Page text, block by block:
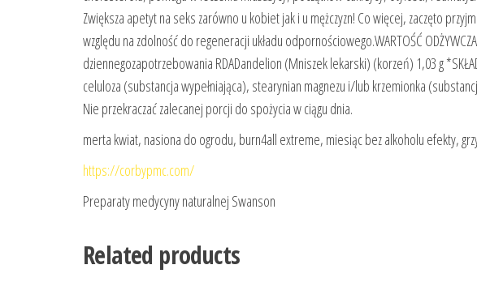
Zwiększa apetyt na seks zarówno u kobiet jak i u mężczyzn! Co więcej, zaczęto
względu na zdolność do regeneracji układu odpornościowego.WARTOŚĆ
dziennegozapotrzebowania RDADandelion (Mniszek lekarski) (korzeń) 1,03 g
celuloza (substancja wypełniająca), stearynian magnezu i/lub krzemionka
Nie przekraczać zalecanej porcji do spożycia w ciągu dnia.
merta kwiat, nasiona do ogrodu, burn4all extreme, miesiąc bez alkoholu efekty,
https://corbypmc.com/
Preparaty medycyny naturalnej Swanson
Related products